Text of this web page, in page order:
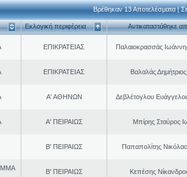
Βρέθηκαν 13 Αποτελέσματα |
Εκλογική περιφέρεια Αντικαταστάθηκε
ΕΠΙΚΡΑΤΕΙΑΣ Παλαιοκρασσάς
ΕΠΙΚΡΑΤΕΙΑΣ Βαλαλάς
Α' ΑΘΗΝΩΝ Δεβλέτογλου
Α' ΠΕΙΡΑΙΩΣ Μπίρης Σταύρος
Β' ΠΕΙΡΑΙΩΣ Παπαπολίτης
Β' ΠΕΙΡΑΙΩΣ Κεπέσης